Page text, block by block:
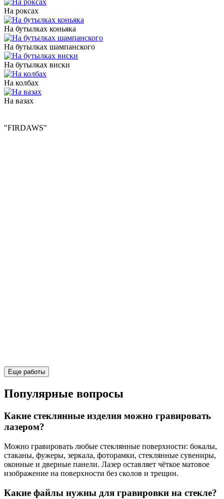
На роксах
На бутылках коньяка
На бутылках шампанского
На бутылках виски
На колбах
На вазах
"FIRDAWS"
Еще работы
Популярные вопросы
Какие стеклянные изделия можно гравировать
лазером?
Можно гравировать любые стеклянные поверхности: бокалы,
стаканы, фужеры, зеркала, фоторамки, стеклянные сувениры,
оконные и дверные панели. Лазер оставляет чёткое матовое
изображение на поверхности без сколов и трещин.
Какие файлы нужны для гравировки на стекле?